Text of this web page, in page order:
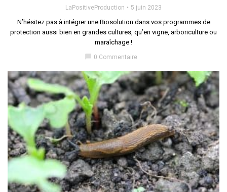
LaPositiveProduction 5 juin 2023
N’hésitez pas à intégrer une Biosolution dans vos programmes de
protection aussi bien en grandes cultures, qu’en vigne, arboriculture ou
maraîchage !
0 Commentaire